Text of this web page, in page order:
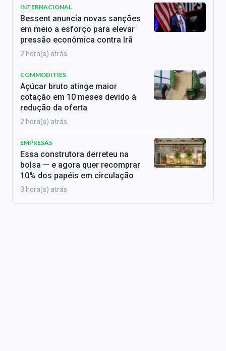
INTERNACIONAL
Bessent anuncia novas sanções
em meio a esforço para elevar
pressão econômica contra Irã
2 hora(s) atrás
COMMODITIES
Açúcar bruto atinge maior
cotação em 10 meses devido à
redução da oferta
2 hora(s) atrás
EMPRESAS
Essa construtora derreteu na
bolsa — e agora quer recomprar
10% dos papéis em circulação
3 hora(s) atrás